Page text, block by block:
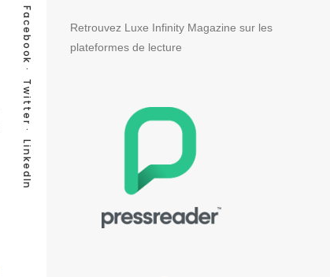
Facebook
Twitter
LinkedIn
Retrouvez Luxe Infinity Magazine sur les
plateformes de lecture